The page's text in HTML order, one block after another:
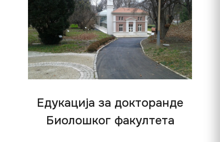
Едукација за докторанде
Биолошког факултета